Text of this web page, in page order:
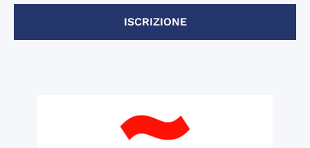
ISCRIZIONE